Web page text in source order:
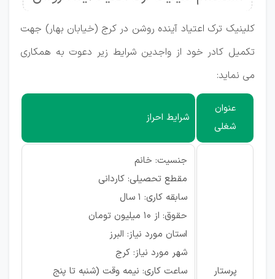
کلینیک ترک اعتیاد آینده روشن در کرج (خیابان بهار) جهت
تکمیل کادر خود از واجدین شرایط زیر دعوت به همکاری
می نماید:
عنوان
شغلی
شرایط احراز
پرستار
جنسیت: خانم
مقطع تحصیلی: کاردانی
سابقه کاری: ۱ سال
حقوق: از ۱۰ میلیون تومان
استان مورد نیاز: البرز
شهر مورد نیاز: کرج
ساعت کاری: نیمه وقت (شنبه تا پنج